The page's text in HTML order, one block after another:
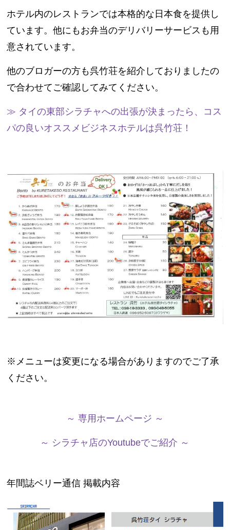
ホテル内のレストランでは本格的な日本食を提供し
ています。他にもお弁当のデリバリーサービスも用
意されています。
他のブロガーの方も呉竹荘を紹介しておりましたの
で合わせてご確認してみてください。
≫ タイの東部シラチャへの出張が決まったら、コス
パの良いオススメビジネスホテルは呉竹荘！
※メニューは変更になる場合がありますのでご了承
ください。
～ 専用ホームページ ～
～ シラチャ店のYoutubeでご紹介 ～
年間誌ベリー通信 掲載内容